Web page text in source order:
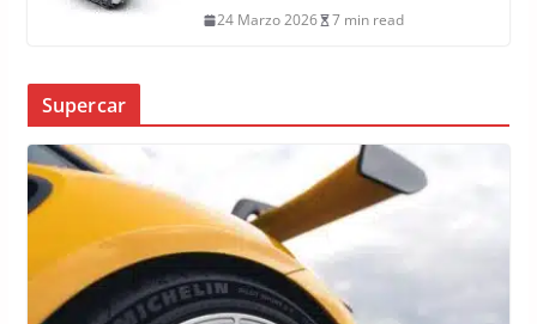
24 Marzo 2026 7 min read
Supercar